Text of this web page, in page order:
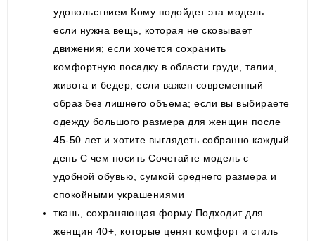
удовольствием Кому подойдет эта модель
если нужна вещь, которая не сковывает
движения; если хочется сохранить
комфортную посадку в области груди, талии,
живота и бедер; если важен современный
образ без лишнего объема; если вы выбираете
одежду большого размера для женщин после
45-50 лет и хотите выглядеть собранно каждый
день С чем носить Сочетайте модель с
удобной обувью, сумкой среднего размера и
спокойными украшениями
ткань, сохраняющая форму Подходит для
женщин 40+, которые ценят комфорт и стиль